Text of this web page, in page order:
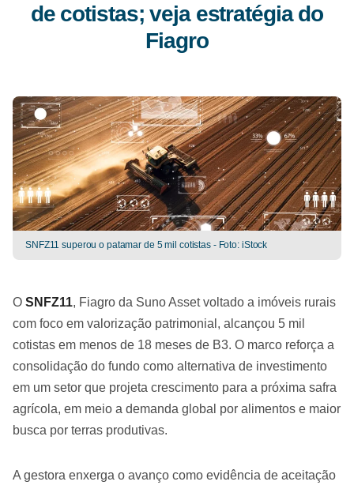
de cotistas; veja estratégia do
Fiagro
SNFZ11 superou o patamar de 5 mil cotistas - Foto: iStock
O SNFZ11, Fiagro da Suno Asset voltado a imóveis rurais
com foco em valorização patrimonial, alcançou 5 mil
cotistas em menos de 18 meses de B3. O marco reforça a
consolidação do fundo como alternativa de investimento
em um setor que projeta crescimento para a próxima safra
agrícola, em meio a demanda global por alimentos e maior
busca por terras produtivas.
A gestora enxerga o avanço como evidência de aceitação